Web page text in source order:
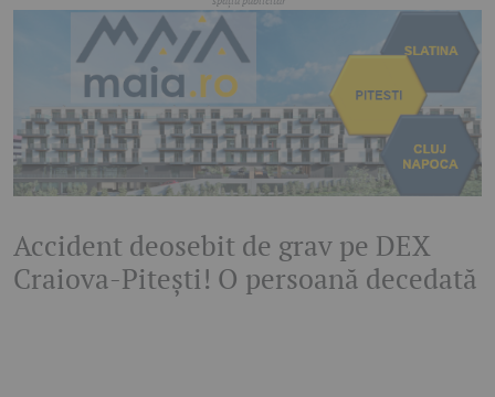
Accident deosebit de grav pe DEX
Craiova-Pitești! O persoană decedată